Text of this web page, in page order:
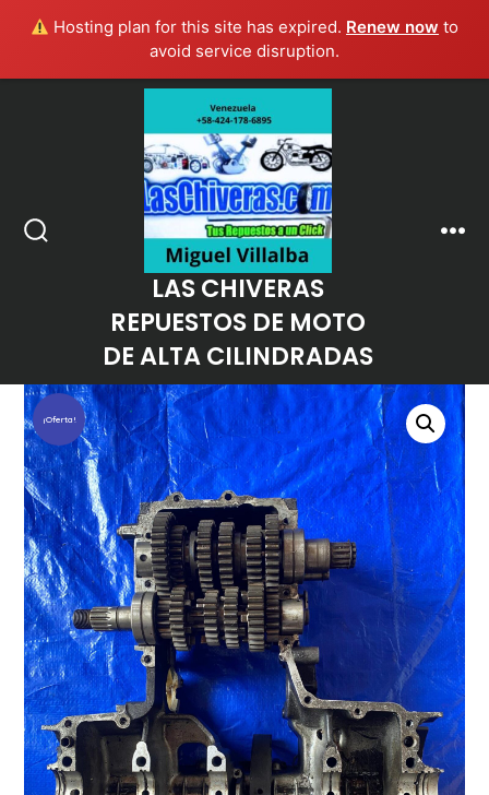
Hosting plan for this site has expired. Renew now to
avoid service disruption.
LAS CHIVERAS
REPUESTOS DE MOTO
DE ALTA CILINDRADAS
Menú
¡Oferta!